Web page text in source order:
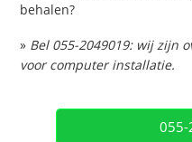
behalen?
» Bel 055-2049019: wij zijn
voor computer installatie.
055-